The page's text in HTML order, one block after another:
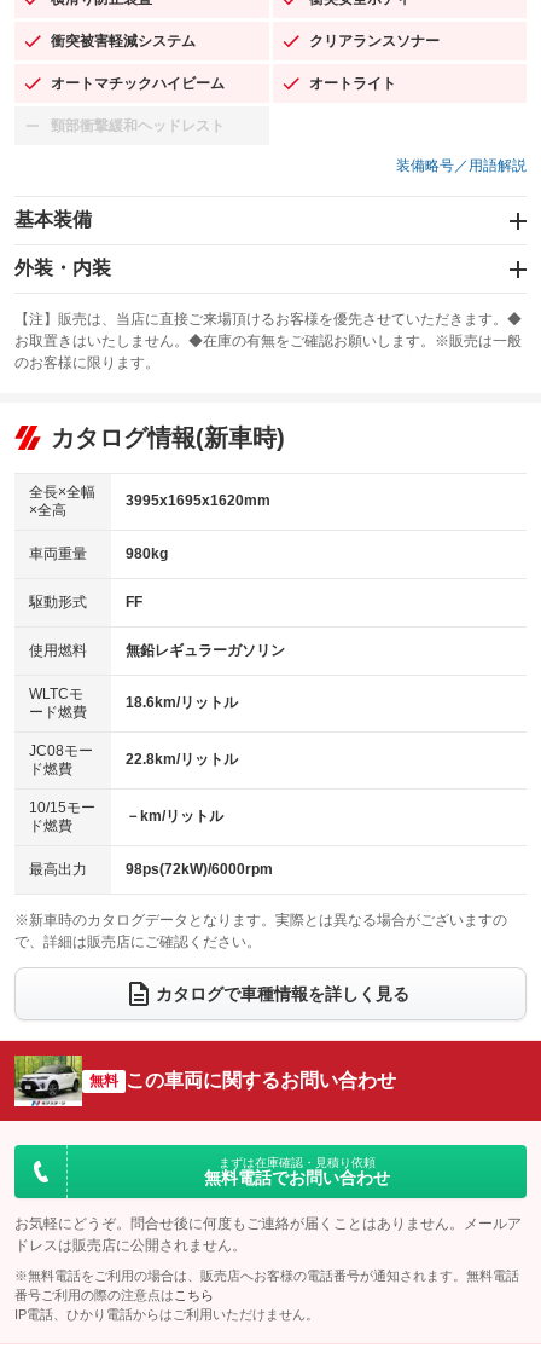
：装備あり ：装備あり
衝突被害軽減システム
：装備あり クリアランスソナー
：装備あり
オートマチックハイビーム
：装備あり オートライト
：装備あり
頸部衝撃緩和ヘッドレスト
：装備なし
装備略号／用語解説
基本装備
エアバッグ：運転席/助手席/サイド
：装備あり
：装備なし
サンルーフ
：装備なし ABS
リフトアップ
：装備なし
：装備なし
パワーウィンドウ
アイドリングストップ
：装備あり
USB入力端子
：装備なし
100V電源
：装備なし
センターデフロック
：装備なし
電動格納ミラー
：装備あり
外装・内装
カーナビ：SDナビ
：装備あり
TV：ワンセグ
：装備あり
ビジュアル
：装備なし
アルミホイール：17インチ
：装備あり
HID(キセノンライト)
バックカメラ
エアロ
：装備なし
ローダウン
：装備なし
ベンチシート
：装備なし
チップアップシート
：装備なし
電動格納サードシート
：装備なし シートヒーター
：装備あり
ウォークスルー
電動リアゲート フロントカメラ
：装備あり
シートエアコン
：装備なし 全周囲カメラ
：装備あり
サイドカメラ
：装備あり ルーフレール
：装備なし
エアサスペンション ヘッドライトウォッシャー
【注】販売は、当店に直接ご来場頂けるお客様を優先させていただきます。◆
お取置きはいたしません。◆在庫の有無をご確認お願いします。※販売は一般
のお客様に限ります。
カタログ情報(新車時)
全長×全幅
×全高
3995x1695x1620mm
車両重量 980kg
駆動形式 FF
使用燃料 無鉛レギュラーガソリン
WLTCモ
ード燃費
18.6km/リットル
JC08モー
ド燃費
22.8km/リットル
10/15モー
ド燃費
－km/リットル
最高出力 98ps(72kW)/6000rpm
※新車時のカタログデータとなります。実際とは異なる場合がございますの
で、詳細は販売店にご確認ください。
カタログで車種情報を詳しく見る
無料 この車両に関するお問い合わせ
まずは在庫確認・見積り依頼
無料電話でお問い合わせ
お気軽にどうぞ。問合せ後に何度もご連絡が届くことはありません。メールア
ドレスは販売店に公開されません。
※無料電話をご利用の場合は、販売店へお客様の電話番号が通知されます。無料電話
番号ご利用の際の注意点は こちら
IP電話、ひかり電話からはご利用いただけません。